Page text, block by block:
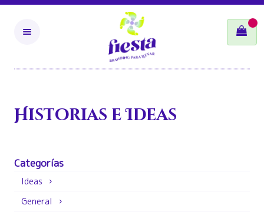
Historias e Ideas
Categorías
Ideas
General